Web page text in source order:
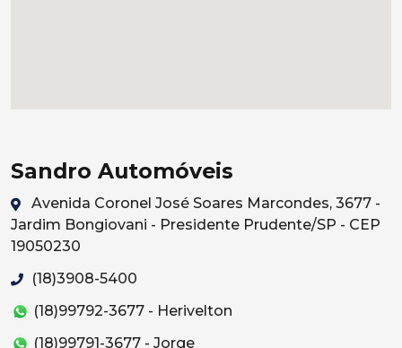
Sandro Automóveis
Avenida Coronel José Soares Marcondes, 3677 -
Jardim Bongiovani - Presidente Prudente/SP - CEP
19050230
(18)3908-5400
(18)99792-3677 - Herivelton
(18)99791-3677 - Jorge